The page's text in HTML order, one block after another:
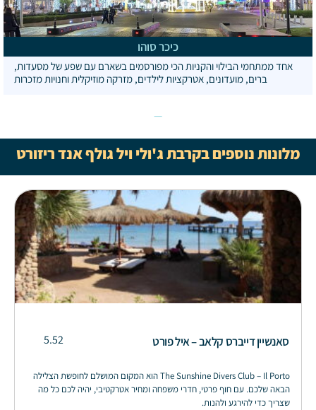
כיכר סוהו
אחד ממתחמי הבילוי והקניות הכי מפורסמים בשארם עם שפע של מסעדות,
ברים, מועדונים, אטרקציות לילדים, מזרקה מוזיקלית וחנויות מזכרות
מלונות נוספים בקרבת ג'ולי ויל גולף אנד ריזורט
סאנשיין דייברס קלאב – איל פורט 5.52
The Sunshine Divers Club – Il Porto הוא המקום המושלם לחופשת הצלילה
הבאה שלכם. עם חוף פרטי, חדרי משפחה ומחיר אטרקטיבי, יהיה לכם כל מה
שצריך כדי להירגע ולהנות.